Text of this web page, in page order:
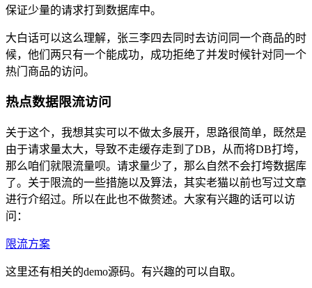
保证少量的请求打到数据库中。
大白话可以这么理解，张三李四去同时去访问同一个商品的时
候，他们两只有一个能成功，成功拒绝了并发时候针对同一个
热门商品的访问。
热点数据限流访问
关于这个，我想其实可以不做太多展开，思路很简单，既然是
由于请求量太大，导致不走缓存走到了DB，从而将DB打垮，
那么咱们就限流量呗。请求量少了，那么自然不会打垮数据库
了。关于限流的一些措施以及算法，其实老猫以前也写过文章
进行介绍过。所以在此也不做赘述。大家有兴趣的话可以访
问：
限流方案
这里还有相关的demo源码。有兴趣的可以自取。